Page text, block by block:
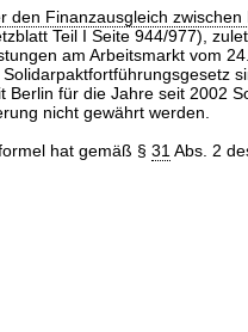
den Finanzausgleich
Teil I Seite 944/977),
am Arbeitsmarkt vom
Berlin für die Jahre seit 2002
nicht gewährt werden.
hat gemäß § 31 Abs. 2